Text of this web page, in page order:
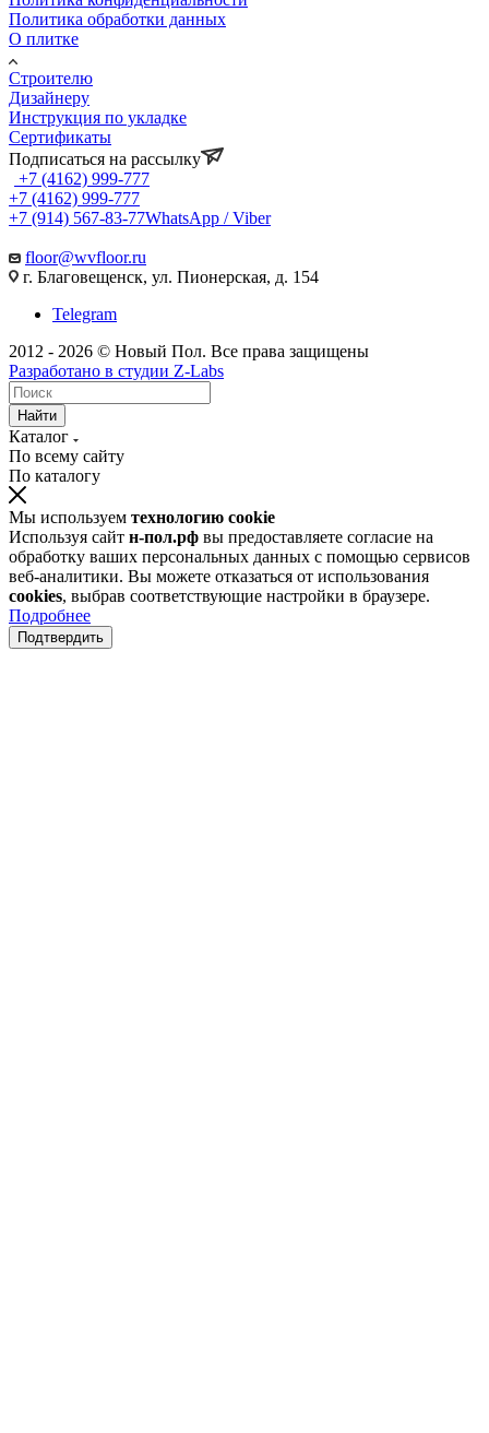
Политика обработки данных
О плитке
Строителю
Дизайнеру
Инструкция по укладке
Сертификаты
Подписаться на рассылку
+7 (4162) 999-777
+7 (4162) 999-777
+7 (914) 567-83-77WhatsApp / Viber
floor@wvfloor.ru
г. Благовещенск, ул. Пионерская, д. 154
Telegram
2012 - 2026 © Новый Пол. Все права защищены
Разработано в студии Z-Labs
Найти
Каталог
По всему сайту
По каталогу
Мы используем технологию cookie
Используя сайт н-пол.рф вы предоставляете согласие на
обработку ваших персональных данных с помощью сервисов
веб-аналитики. Вы можете отказаться от использования
cookies, выбрав соответствующие настройки в браузере.
Подробнее
Подтвердить